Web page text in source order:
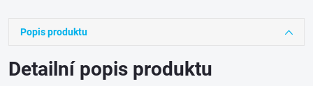
Popis produktu
Detailní popis produktu